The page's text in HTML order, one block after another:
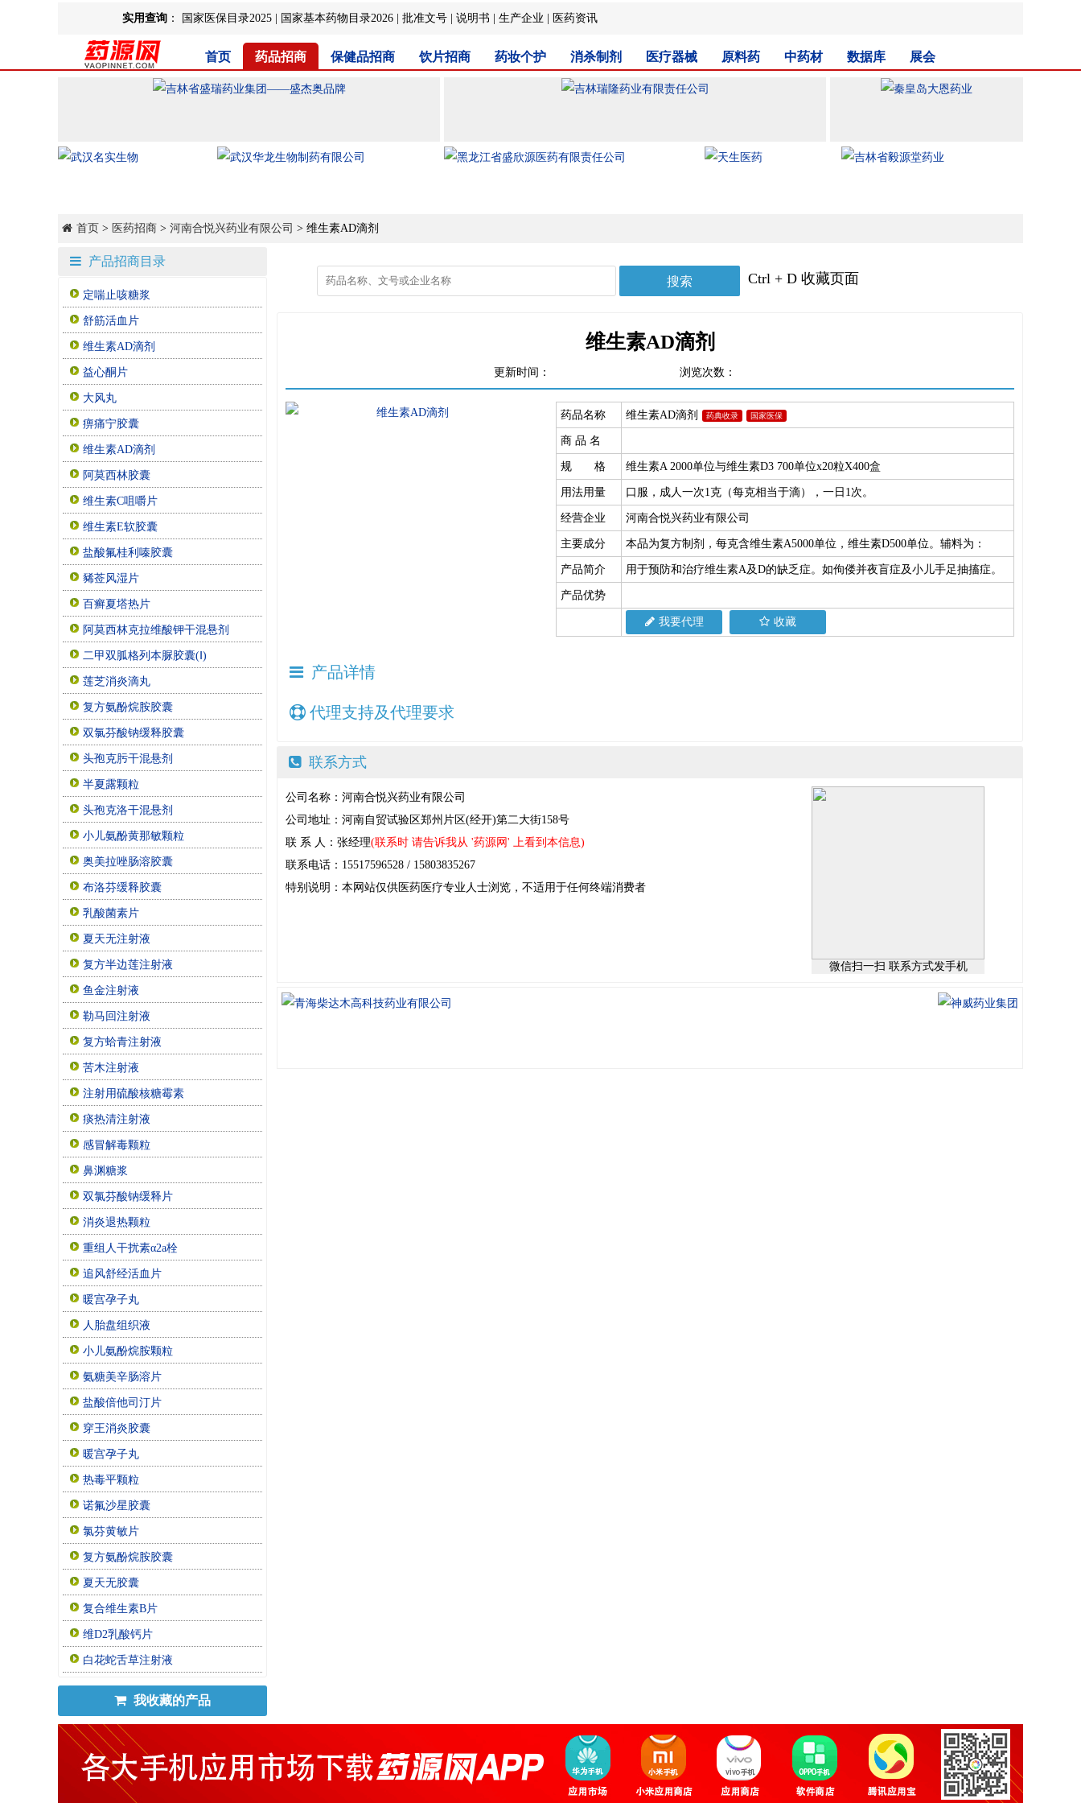
实用查询 ： 国家医保目录2025 国家基本药物目录2026 批准文号 说明书 生产企业 医药资讯
首页 药品招商 保健品招商 饮片招商 药妆个护 消杀制剂 医疗器械 原料药 中药材 数据库 展会
首页 > 医药招商 > 河南合悦兴药业有限公司 > 维生素AD滴剂
产品招商目录
定喘止咳糖浆
舒筋活血片
维生素AD滴剂
益心酮片
大风丸
痹痛宁胶囊
维生素AD滴剂
阿莫西林胶囊
维生素C咀嚼片
维生素E软胶囊
盐酸氟桂利嗪胶囊
豨莶风湿片
百癣夏塔热片
阿莫西林克拉维酸钾干混悬剂
二甲双胍格列本脲胶囊(Ⅰ)
莲芝消炎滴丸
复方氨酚烷胺胶囊
双氯芬酸钠缓释胶囊
头孢克肟干混悬剂
半夏露颗粒
头孢克洛干混悬剂
小儿氨酚黄那敏颗粒
奥美拉唑肠溶胶囊
布洛芬缓释胶囊
乳酸菌素片
夏天无注射液
复方半边莲注射液
鱼金注射液
勒马回注射液
复方蛤青注射液
苦木注射液
注射用硫酸核糖霉素
痰热清注射液
感冒解毒颗粒
鼻渊糖浆
双氯芬酸钠缓释片
消炎退热颗粒
重组人干扰素α2a栓
追风舒经活血片
暖宫孕子丸
人胎盘组织液
小儿氨酚烷胺颗粒
氨糖美辛肠溶片
盐酸倍他司汀片
穿王消炎胶囊
暖宫孕子丸
热毒平颗粒
诺氟沙星胶囊
氯芬黄敏片
复方氨酚烷胺胶囊
夏天无胶囊
复合维生素B片
维D2乳酸钙片
白花蛇舌草注射液
我收藏的产品
Ctrl + D 收藏页面
维生素AD滴剂
更新时间： 浏览次数：
药品名称 维生素AD滴剂 药典收录 国家医保
商 品 名
规 格 维生素A 2000单位与维生素D3 700单位x20粒X400盒
用法用量 口服，成人一次1克（每克相当于滴），一日1次。
经营企业 河南合悦兴药业有限公司
主要成分 本品为复方制剂，每克含维生素A5000单位，维生素D500单位。辅料为：
产品简介 用于预防和治疗维生素A及D的缺乏症。如佝偻并夜盲症及小儿手足抽搐症。
产品优势
我要代理 收藏
产品详情
代理支持及代理要求
联系方式
公司名称：河南合悦兴药业有限公司
公司地址：河南自贸试验区郑州片区(经开)第二大街158号
联 系 人：张经理(联系时 请告诉我从 '药源网' 上看到本信息)
联系电话：15517596528 / 15803835267
特别说明：本网站仅供医药医疗专业人士浏览，不适用于任何终端消费者
微信扫一扫 联系方式发手机